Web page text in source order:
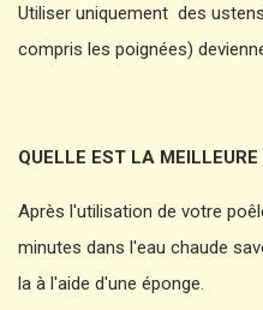
Utiliser uniquement des
compris les poignées)
QUELLE EST LA
Après l'utilisation de votre
minutes dans l'eau chaude
la à l'aide d'une éponge.